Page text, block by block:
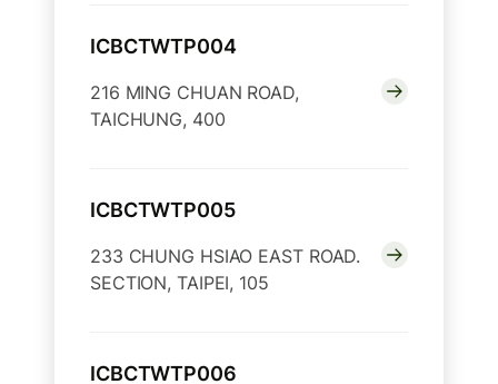
ICBCTWTP004
216 MING CHUAN ROAD,
TAICHUNG, 400
ICBCTWTP005
233 CHUNG HSIAO EAST ROAD.
SECTION, TAIPEI, 105
ICBCTWTP006